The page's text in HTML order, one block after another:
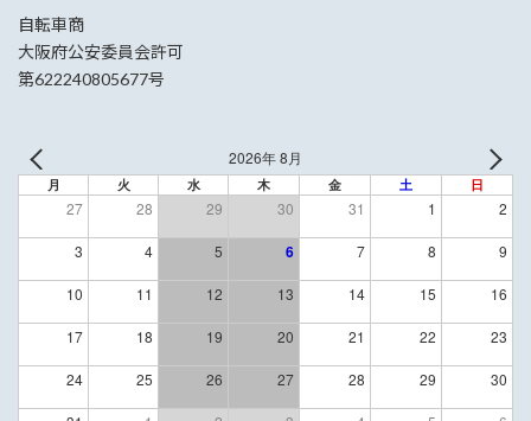
自転車商
大阪府公安委員会許可
第622240805677号
2026年 8月
月 火 水 木 金 土 日
27 28 29 30 31 1 2
3 4 5 6 7 8 9
10 11 12 13 14 15 16
17 18 19 20 21 22 23
24 25 26 27 28 29 30